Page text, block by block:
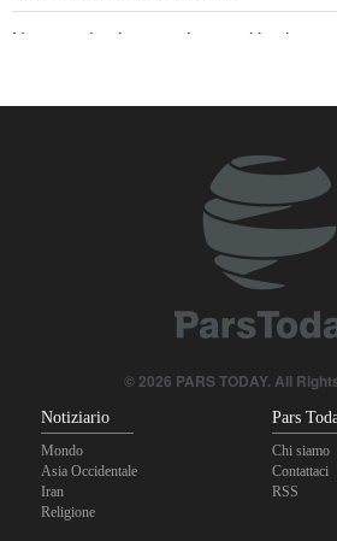
Nota conduttrice americana critica le
Il prezzo del petrolio torna a salire
Stallo nei negoziati tra il governo
© 2026 PARS TODAY. All
Notiziario
Mondo
Asia Occidentale
Iran
Religione
Pars
Chi siamo
Contattaci
RSS